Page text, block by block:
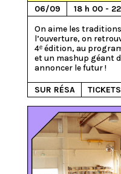
06/09 18 h 00 -
SUR RÉSA
On aime les
l’ouverture, on
4ᵉ édition, au
et un mashup géant
TICKETS